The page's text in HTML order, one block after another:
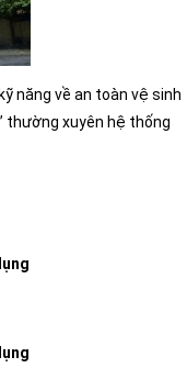
năng về an toàn vệ sinh
thường xuyên hệ thống